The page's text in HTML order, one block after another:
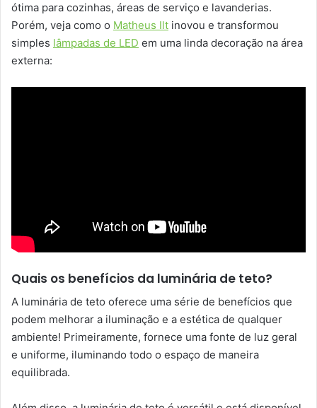
ótima para cozinhas, áreas de serviço e lavanderias.
Porém, veja como o Matheus Ilt inovou e transformou
simples lâmpadas de LED em uma linda decoração na área
externa:
Quais os benefícios da luminária de teto?
A luminária de teto oferece uma série de benefícios que
podem melhorar a iluminação e a estética de qualquer
ambiente! Primeiramente, fornece uma fonte de luz geral
e uniforme, iluminando todo o espaço de maneira
equilibrada.